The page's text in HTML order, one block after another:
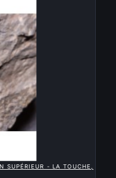
SUPÉRIEUR - LA TOUCHE,